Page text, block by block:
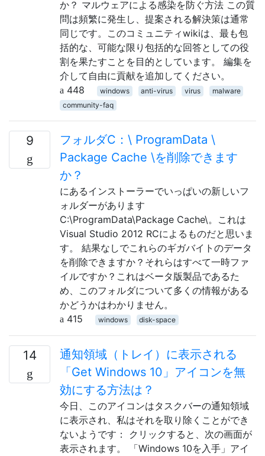
か？ マルウェアによる感染を防ぐ方法 この質
問は頻繁に発生し、提案される解決策は通常
同じです。このコミュニティwikiは、最も包
括的な、可能な限り包括的な回答としての役
割を果たすことを目的としています。 編集を
介して自由に貢献を追加してください。
448
windows anti-virus virus
malware
community-faq
9
フォルダC：\ ProgramData \
Package Cache \を削除できます
か？
にあるインストーラーでいっぱいの新しいフ
ォルダーがあります
C:\ProgramData\Package Cache\。これは
Visual Studio 2012 RCによるものだと思いま
す。 結果なしでこれらのギガバイトのデータ
を削除できますか？それらはすべて一時ファ
イルですか？これはベータ版製品であるた
め、このフォルダについて多くの情報がある
かどうかはわかりません。
415
windows disk-space
14
通知領域（トレイ）に表示される
「Get Windows 10」アイコンを無
効にする方法は？
今日、このアイコンはタスクバーの通知領域
に表示され、私はそれを取り除くことができ
ないようです： クリックすると、次の画面が
表示されます。 「Windows 10を入手」アイ